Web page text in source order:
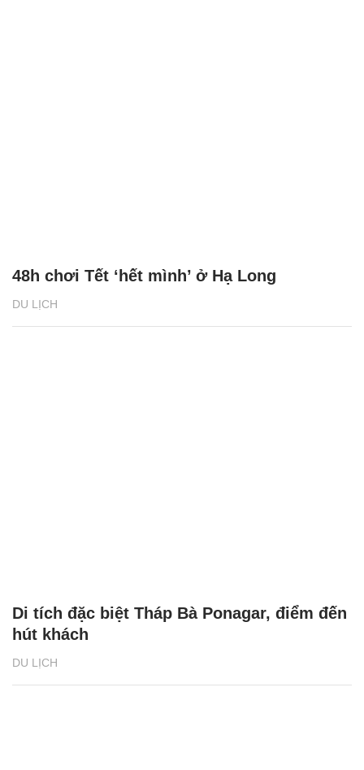
DU LỊCH
48h chơi Tết ‘hết mình’ ở Hạ Long
DU LỊCH
Di tích đặc biệt Tháp Bà Ponagar, điểm đến
hút khách